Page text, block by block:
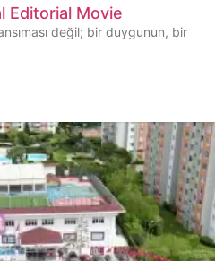
Editorial Movie
değil; bir duygunun, bir